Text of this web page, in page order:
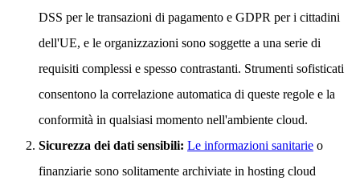
DSS per le transazioni di pagamento e GDPR per i cittadini
dell'UE, e le organizzazioni sono soggette a una serie di
requisiti complessi e spesso contrastanti. Strumenti sofisticati
consentono la correlazione automatica di queste regole e la
conformità in qualsiasi momento nell'ambiente cloud.
Sicurezza dei dati sensibili: Le informazioni sanitarie o
finanziarie sono solitamente archiviate in hosting cloud